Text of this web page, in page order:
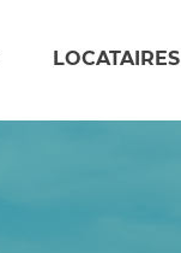
LOCATAIRES